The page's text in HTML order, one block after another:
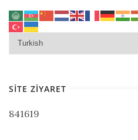
SITE ZIYARET
841619